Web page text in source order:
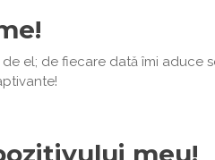
el; de fiecare dată îmi aduce
meu!